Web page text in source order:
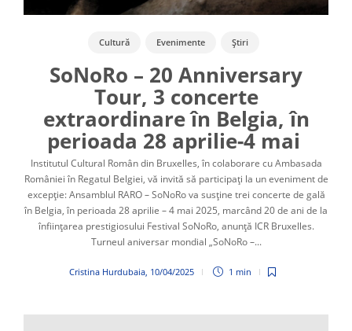
Cultură Evenimente Știri
SoNoRo – 20 Anniversary
Tour, 3 concerte
extraordinare în Belgia, în
perioada 28 aprilie-4 mai
Institutul Cultural Român din Bruxelles, în colaborare cu Ambasada
României în Regatul Belgiei, vă invită să participați la un eveniment de
excepție: Ansamblul RARO – SoNoRo va susține trei concerte de gală
în Belgia, în perioada 28 aprilie – 4 mai 2025, marcând 20 de ani de la
înființarea prestigiosului Festival SoNoRo, anunță ICR Bruxelles.
Turneul aniversar mondial „SoNoRo –...
Cristina Hurdubaia, 10/04/2025 1 min